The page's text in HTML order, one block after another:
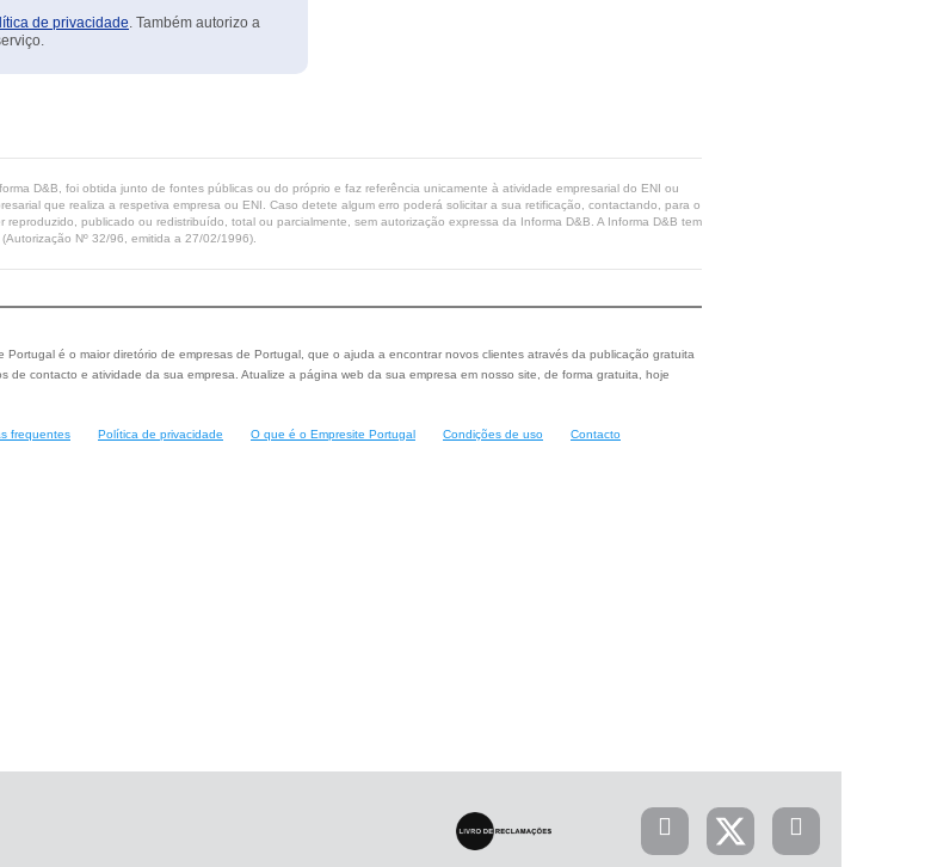
de privacidade. Também autorizo a
D&B, foi obtida junto de fontes públicas ou do próprio e faz referência unicamente à atividade empresarial do ENI ou
que realiza a respetiva empresa ou ENI. Caso detete algum erro poderá solicitar a sua retificação, contactando, para o
publicado ou redistribuído, total ou parcialmente, sem autorização expressa da Informa D&B. A Informa D&B tem
Nº 32/96, emitida a 27/02/1996).
Portugal é o maior diretório de empresas de Portugal, que o ajuda a encontrar novos clientes através da publicação gratuita
de contacto e atividade da sua empresa. Atualize a página web da sua empresa em nosso site, de forma gratuita, hoje
frequentes Política de privacidade O que é o Empresite Portugal Condições de uso Contacto